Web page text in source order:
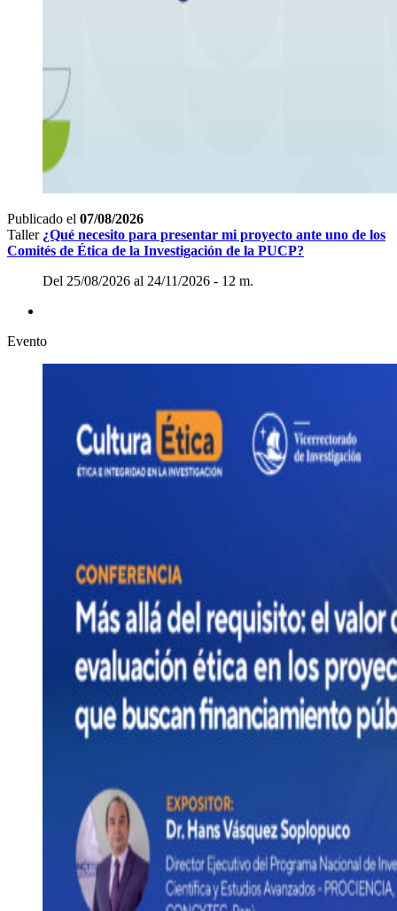
Publicado el 07/08/2026
Taller ¿Qué necesito para presentar mi proyecto ante uno de los
Comités de Ética de la Investigación de la PUCP?
Del 25/08/2026 al 24/11/2026 - 12 m.
Evento